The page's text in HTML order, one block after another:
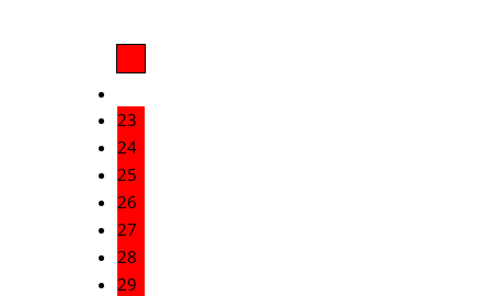
23
24
25
26
27
28
29